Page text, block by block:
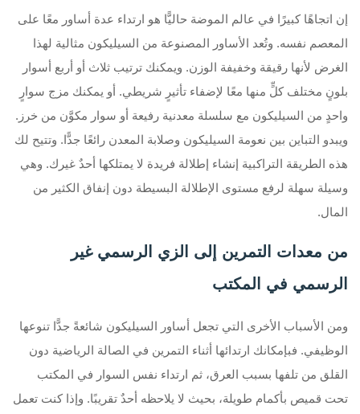
إن اتجاهًا كبيرًا في عالم الموضة حاليًّا هو ارتداء عدة أساور معًا على
المعصم نفسه. وتُعد الأساور المصنوعة من السيليكون مثالية لهذا
الغرض لأنها رقيقة وخفيفة الوزن. ويمكنك ترتيب ثلاث أو أربع أسوار
بلونٍ مختلف كلٍّ منها معًا لإضفاء تأثيرٍ شريطي. أو يمكنك مزج سوارٍ
واحدٍ من السيليكون مع سلسلة معدنية رفيعة أو سوار مكوَّن من خرز.
ويبدو التباين بين نعومة السيليكون وصلابة المعدن رائعًا جدًّا. وتتيح لك
هذه الطريقة التراكبية إنشاء إطلالة فريدة لا يمتلكها أحدٌ غيرك. وهي
وسيلة سهلة لرفع مستوى الإطلالة البسيطة دون إنفاق الكثير من
المال.
من معدات التمرين إلى الزي الرسمي غير
الرسمي في المكتب
ومن الأسباب الأخرى التي تجعل أساور السيليكون شائعةً جدًّا تنوعها
الوظيفي. فبإمكانك ارتدائها أثناء التمرين في الصالة الرياضية دون
القلق من تلفها بسبب العرق، ثم ارتداء نفس السوار في المكتب
تحت قميص بأكمام طويلة، بحيث لا يلاحظه أحدٌ تقريبًا. وإذا كنت تعمل